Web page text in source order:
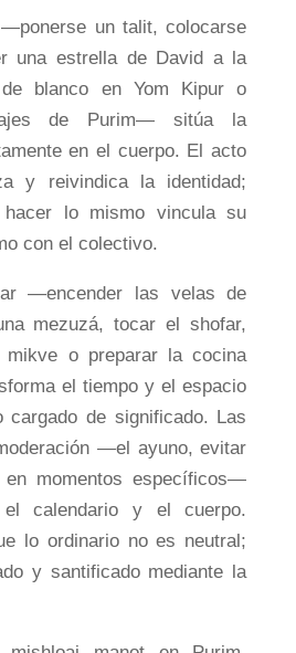
un talit, colocarse
una estrella de David a la
blanco en Yom Kipur o
de Purim— sitúa la
en el cuerpo. El acto
y reivindica la identidad;
lo mismo vincula su
con el colectivo.
—encender las velas de
mezuzá, tocar el shofar,
mikve o preparar la cocina
el tiempo y el espacio
cargado de significado. Las
—el ayuno, evitar
en momentos específicos—
el calendario y el cuerpo.
lo ordinario no es neutral;
y santificado mediante la